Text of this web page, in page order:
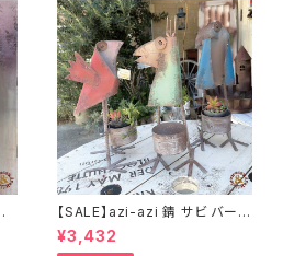
【SALE】azi-azi 錆 サビ バード
メタルプランター
¥3,432